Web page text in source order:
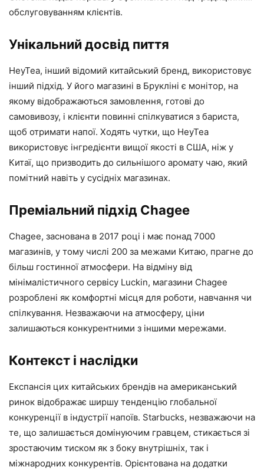
обслуговуванням клієнтів.
Унікальний досвід пиття
HeyTea, інший відомий китайський бренд, використовує
інший підхід. У його магазині в Брукліні є монітор, на
якому відображаються замовлення, готові до
самовивозу, і клієнти повинні спілкуватися з бариста,
щоб отримати напої. Ходять чутки, що HeyTea
використовує інгредієнти вищої якості в США, ніж у
Китаї, що призводить до сильнішого аромату чаю, який
помітний навіть у сусідніх магазинах.
Преміальний підхід Chagee
Chagee, заснована в 2017 році і має понад 7000
магазинів, у тому числі 200 за межами Китаю, прагне до
більш гостинної атмосфери. На відміну від
мінімалістичного сервісу Luckin, магазини Chagee
розроблені як комфортні місця для роботи, навчання чи
спілкування. Незважаючи на атмосферу, ціни
залишаються конкурентними з іншими мережами.
Контекст і наслідки
Експансія цих китайських брендів на американський
ринок відображає ширшу тенденцію глобальної
конкуренції в індустрії напоїв. Starbucks, незважаючи на
те, що залишається домінуючим гравцем, стикається зі
зростаючим тиском як з боку внутрішніх, так і
міжнародних конкурентів. Орієнтована на додатки